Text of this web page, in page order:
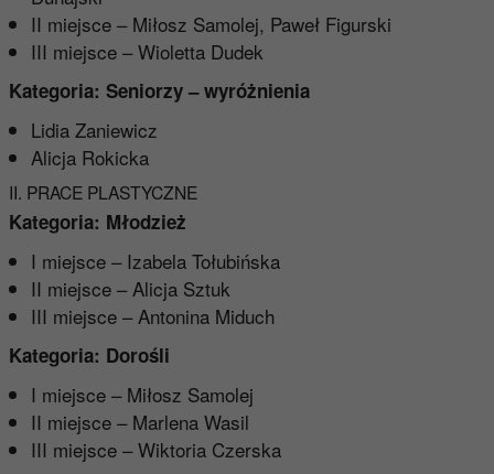
II miejsce – Miłosz Samolej, Paweł Figurski
III miejsce – Wioletta Dudek
Kategoria: Seniorzy – wyróżnienia
Lidia Zaniewicz
Alicja Rokicka
II. PRACE PLASTYCZNE
Kategoria: Młodzież
I miejsce – Izabela Tołubińska
II miejsce – Alicja Sztuk
III miejsce – Antonina Miduch
Kategoria: Dorośli
I miejsce – Miłosz Samolej
II miejsce – Marlena Wasil
III miejsce – Wiktoria Czerska